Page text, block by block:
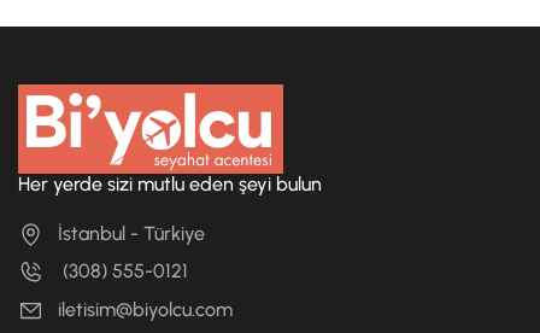
Her yerde sizi mutlu eden şeyi bulun
İstanbul - Türkiye
(308) 555-0121
iletisim@biyolcu.com